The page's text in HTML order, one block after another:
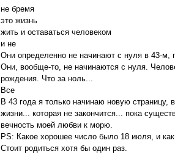
не бремя
это жизнь
жить и оставаться человеком
и не
Они определенно не начинают с нуля в 43-м,
Они, вообще-то, не начинаются с нуля.
рождения. Что за ноль...
Все
В 43 года я только начинаю новую
жизни... которая не закончится... пока
вечность моей любви к морю.
PS: Какое хорошее число было 18 июля, и
Стоит родиться хотя бы один раз.